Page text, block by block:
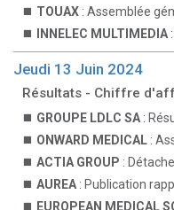
TOUAX : Assemblée
INNELEC MULTIMEDIA
Jeudi 13 Juin 2024
Résultats - Chiffre
GROUPE LDLC SA :
ONWARD MEDICAL :
ACTIA GROUP :
AUREA : Publication
EUROPEAN MEDICAL